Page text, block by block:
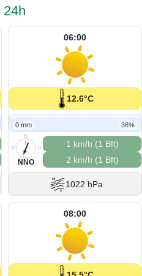
24h
06:00
12.6°C
0 mm 36%
N
O
S
W
NNO
1 km/h (1 Bft)
2 km/h (1 Bft)
1022 hPa
08:00